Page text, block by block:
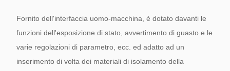
Fornito dell'interfaccia uomo-macchina, è dotato davanti le
funzioni dell'esposizione di stato, avvertimento di guasto e le
varie regolazioni di parametro, ecc. ed adatto ad un
inserimento di volta dei materiali di isolamento della